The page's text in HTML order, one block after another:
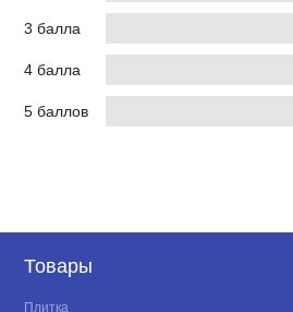
3 балла
4 балла
5 баллов
Товары
Плитка